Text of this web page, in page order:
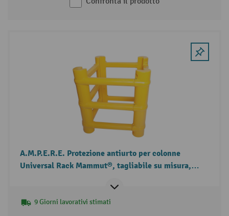
A.M.P.E.R.E. Protezione antiurto per colonne
Universal Rack Mammut®, tagliabile su misura,
9 Giorni lavorativi stimati